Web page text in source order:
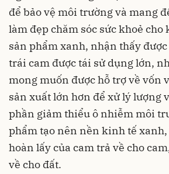
để bảo vệ môi trường và mang
làm đẹp chăm sóc sức khoẻ
sản phẩm xanh, nhận thấy
trái cam được tái sử dụng lớn,
mong muốn được hỗ trợ về vốn
sản xuất lớn hơn để xử lý lượng
phần giảm thiểu ô nhiễm môi
phẩm tạo nên nền kinh tế
hoàn lấy của cam trả về cho
về cho đất.